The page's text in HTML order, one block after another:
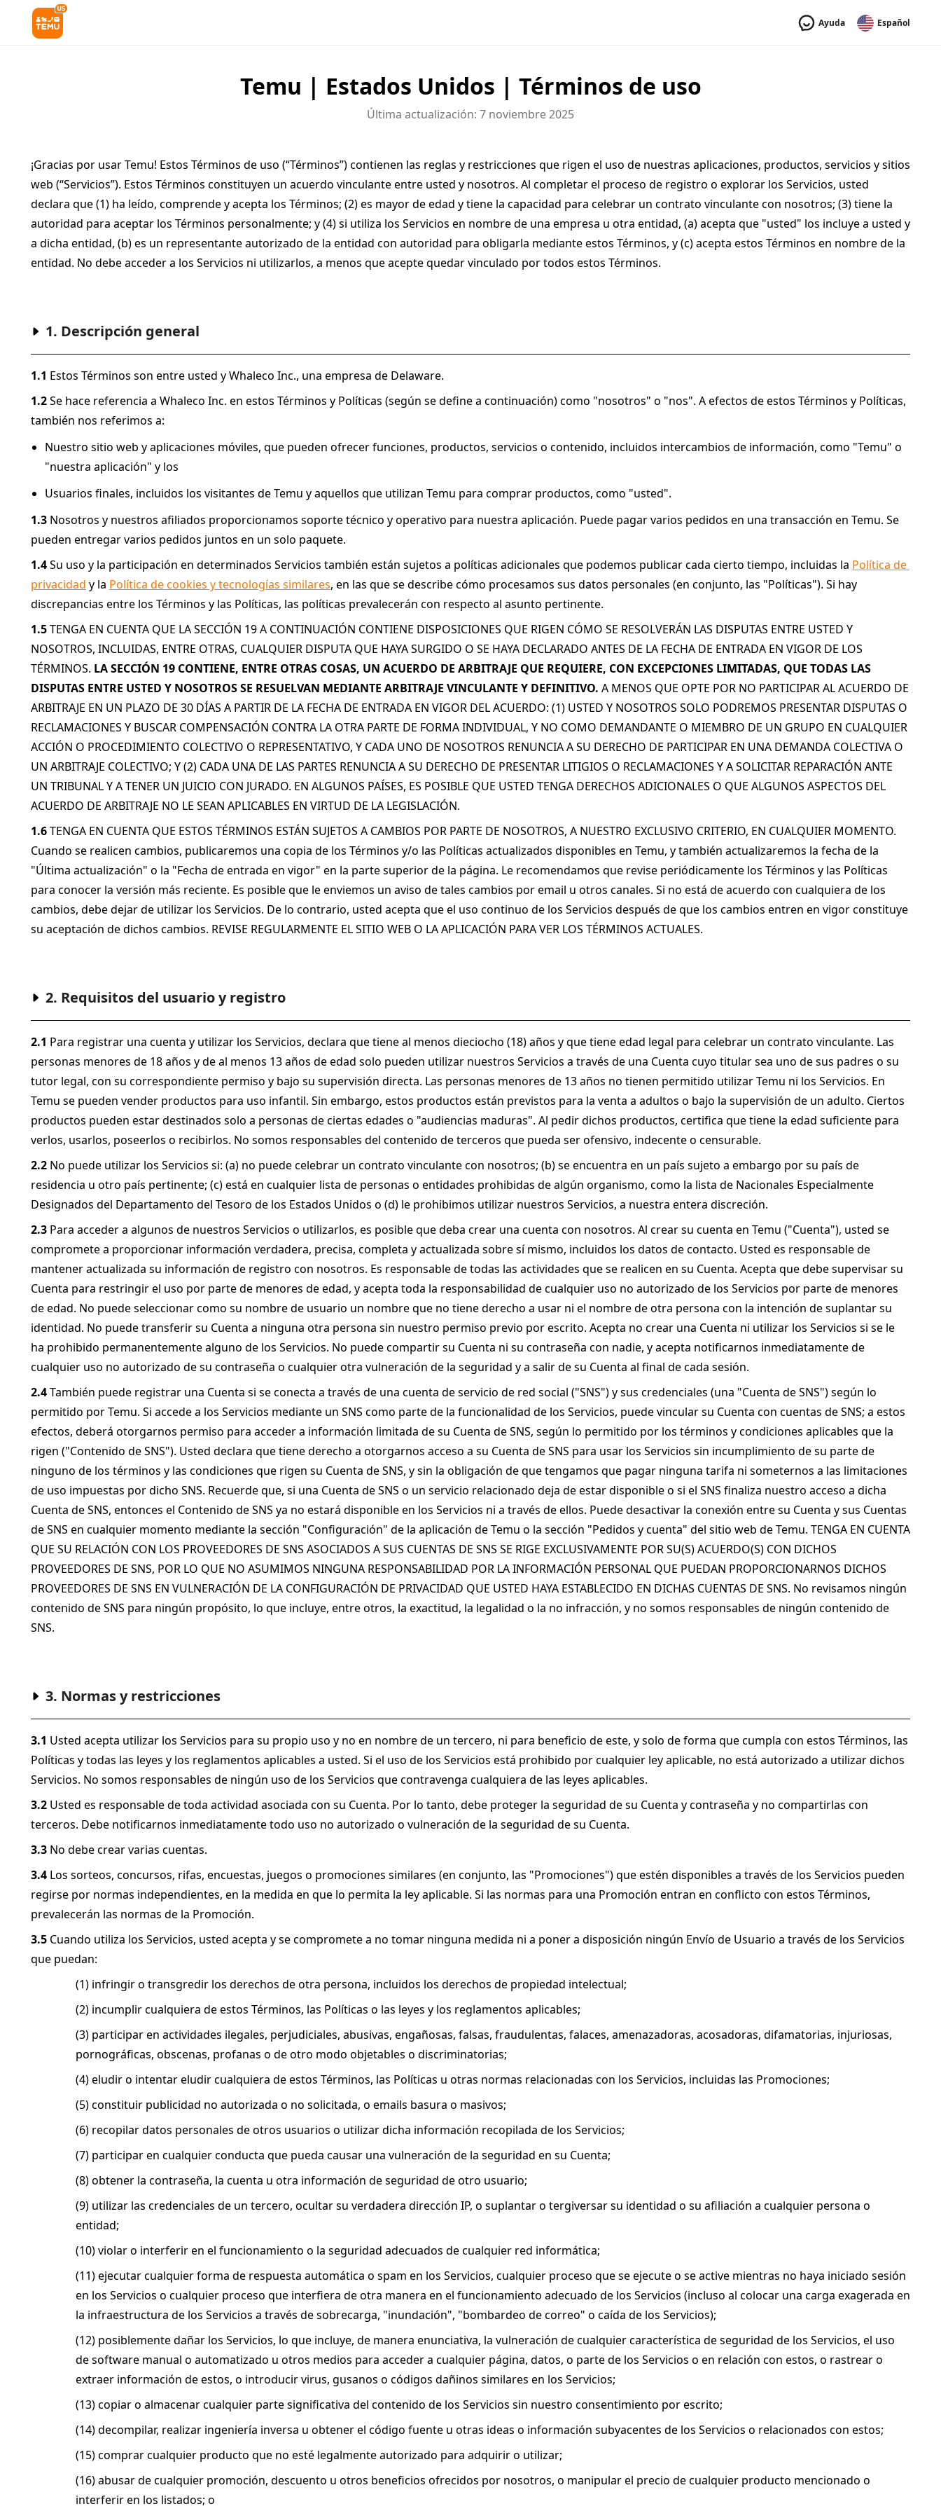
Ayuda Español
Temu | Estados Unidos | Términos de uso
Última actualización: 7 noviembre 2025
¡Gracias por usar Temu! Estos Términos de uso (“Términos”) contienen las reglas y restricciones que rigen el uso de nuestras aplicaciones, productos, servicios y sitios
web (“Servicios”). Estos Términos constituyen un acuerdo vinculante entre usted y nosotros. Al completar el proceso de registro o explorar los Servicios, usted
declara que (1) ha leído, comprende y acepta los Términos; (2) es mayor de edad y tiene la capacidad para celebrar un contrato vinculante con nosotros; (3) tiene la
autoridad para aceptar los Términos personalmente; y (4) si utiliza los Servicios en nombre de una empresa u otra entidad, (a) acepta que "usted" los incluye a usted y
a dicha entidad, (b) es un representante autorizado de la entidad con autoridad para obligarla mediante estos Términos, y (c) acepta estos Términos en nombre de la
entidad. No debe acceder a los Servicios ni utilizarlos, a menos que acepte quedar vinculado por todos estos Términos.
1. Descripción general
1.1 Estos Términos son entre usted y Whaleco Inc., una empresa de Delaware.
1.2 Se hace referencia a Whaleco Inc. en estos Términos y Políticas (según se define a continuación) como "nosotros" o "nos". A efectos de estos Términos y Políticas,
también nos referimos a:
Nuestro sitio web y aplicaciones móviles, que pueden ofrecer funciones, productos, servicios o contenido, incluidos intercambios de información, como "Temu" o
"nuestra aplicación" y los
Usuarios finales, incluidos los visitantes de Temu y aquellos que utilizan Temu para comprar productos, como "usted".
1.3 Nosotros y nuestros afiliados proporcionamos soporte técnico y operativo para nuestra aplicación. Puede pagar varios pedidos en una transacción en Temu. Se
pueden entregar varios pedidos juntos en un solo paquete.
1.4 Su uso y la participación en determinados Servicios también están sujetos a políticas adicionales que podemos publicar cada cierto tiempo, incluidas la Política de
privacidad y la Política de cookies y tecnologías similares, en las que se describe cómo procesamos sus datos personales (en conjunto, las "Políticas"). Si hay
discrepancias entre los Términos y las Políticas, las políticas prevalecerán con respecto al asunto pertinente.
1.5 TENGA EN CUENTA QUE LA SECCIÓN 19 A CONTINUACIÓN CONTIENE DISPOSICIONES QUE RIGEN CÓMO SE RESOLVERÁN LAS DISPUTAS ENTRE USTED Y
NOSOTROS, INCLUIDAS, ENTRE OTRAS, CUALQUIER DISPUTA QUE HAYA SURGIDO O SE HAYA DECLARADO ANTES DE LA FECHA DE ENTRADA EN VIGOR DE LOS
TÉRMINOS. LA SECCIÓN 19 CONTIENE, ENTRE OTRAS COSAS, UN ACUERDO DE ARBITRAJE QUE REQUIERE, CON EXCEPCIONES LIMITADAS, QUE TODAS LAS
DISPUTAS ENTRE USTED Y NOSOTROS SE RESUELVAN MEDIANTE ARBITRAJE VINCULANTE Y DEFINITIVO. A MENOS QUE OPTE POR NO PARTICIPAR AL ACUERDO DE
ARBITRAJE EN UN PLAZO DE 30 DÍAS A PARTIR DE LA FECHA DE ENTRADA EN VIGOR DEL ACUERDO: (1) USTED Y NOSOTROS SOLO PODREMOS PRESENTAR DISPUTAS O
RECLAMACIONES Y BUSCAR COMPENSACIÓN CONTRA LA OTRA PARTE DE FORMA INDIVIDUAL, Y NO COMO DEMANDANTE O MIEMBRO DE UN GRUPO EN CUALQUIER
ACCIÓN O PROCEDIMIENTO COLECTIVO O REPRESENTATIVO, Y CADA UNO DE NOSOTROS RENUNCIA A SU DERECHO DE PARTICIPAR EN UNA DEMANDA COLECTIVA O
UN ARBITRAJE COLECTIVO; Y (2) CADA UNA DE LAS PARTES RENUNCIA A SU DERECHO DE PRESENTAR LITIGIOS O RECLAMACIONES Y A SOLICITAR REPARACIÓN ANTE
UN TRIBUNAL Y A TENER UN JUICIO CON JURADO. EN ALGUNOS PAÍSES, ES POSIBLE QUE USTED TENGA DERECHOS ADICIONALES O QUE ALGUNOS ASPECTOS DEL
ACUERDO DE ARBITRAJE NO LE SEAN APLICABLES EN VIRTUD DE LA LEGISLACIÓN.
1.6 TENGA EN CUENTA QUE ESTOS TÉRMINOS ESTÁN SUJETOS A CAMBIOS POR PARTE DE NOSOTROS, A NUESTRO EXCLUSIVO CRITERIO, EN CUALQUIER MOMENTO.
Cuando se realicen cambios, publicaremos una copia de los Términos y/o las Políticas actualizados disponibles en Temu, y también actualizaremos la fecha de la
"Última actualización" o la "Fecha de entrada en vigor" en la parte superior de la página. Le recomendamos que revise periódicamente los Términos y las Políticas
para conocer la versión más reciente. Es posible que le enviemos un aviso de tales cambios por email u otros canales. Si no está de acuerdo con cualquiera de los
cambios, debe dejar de utilizar los Servicios. De lo contrario, usted acepta que el uso continuo de los Servicios después de que los cambios entren en vigor constituye
su aceptación de dichos cambios. REVISE REGULARMENTE EL SITIO WEB O LA APLICACIÓN PARA VER LOS TÉRMINOS ACTUALES.
2. Requisitos del usuario y registro
2.1 Para registrar una cuenta y utilizar los Servicios, declara que tiene al menos dieciocho (18) años y que tiene edad legal para celebrar un contrato vinculante. Las
personas menores de 18 años y de al menos 13 años de edad solo pueden utilizar nuestros Servicios a través de una Cuenta cuyo titular sea uno de sus padres o su
tutor legal, con su correspondiente permiso y bajo su supervisión directa. Las personas menores de 13 años no tienen permitido utilizar Temu ni los Servicios. En
Temu se pueden vender productos para uso infantil. Sin embargo, estos productos están previstos para la venta a adultos o bajo la supervisión de un adulto. Ciertos
productos pueden estar destinados solo a personas de ciertas edades o "audiencias maduras". Al pedir dichos productos, certifica que tiene la edad suficiente para
verlos, usarlos, poseerlos o recibirlos. No somos responsables del contenido de terceros que pueda ser ofensivo, indecente o censurable.
2.2 No puede utilizar los Servicios si: (a) no puede celebrar un contrato vinculante con nosotros; (b) se encuentra en un país sujeto a embargo por su país de
residencia u otro país pertinente; (c) está en cualquier lista de personas o entidades prohibidas de algún organismo, como la lista de Nacionales Especialmente
Designados del Departamento del Tesoro de los Estados Unidos o (d) le prohibimos utilizar nuestros Servicios, a nuestra entera discreción.
2.3 Para acceder a algunos de nuestros Servicios o utilizarlos, es posible que deba crear una cuenta con nosotros. Al crear su cuenta en Temu ("Cuenta"), usted se
compromete a proporcionar información verdadera, precisa, completa y actualizada sobre sí mismo, incluidos los datos de contacto. Usted es responsable de
mantener actualizada su información de registro con nosotros. Es responsable de todas las actividades que se realicen en su Cuenta. Acepta que debe supervisar su
Cuenta para restringir el uso por parte de menores de edad, y acepta toda la responsabilidad de cualquier uso no autorizado de los Servicios por parte de menores
de edad. No puede seleccionar como su nombre de usuario un nombre que no tiene derecho a usar ni el nombre de otra persona con la intención de suplantar su
identidad. No puede transferir su Cuenta a ninguna otra persona sin nuestro permiso previo por escrito. Acepta no crear una Cuenta ni utilizar los Servicios si se le
ha prohibido permanentemente alguno de los Servicios. No puede compartir su Cuenta ni su contraseña con nadie, y acepta notificarnos inmediatamente de
cualquier uso no autorizado de su contraseña o cualquier otra vulneración de la seguridad y a salir de su Cuenta al final de cada sesión.
2.4 También puede registrar una Cuenta si se conecta a través de una cuenta de servicio de red social ("SNS") y sus credenciales (una "Cuenta de SNS") según lo
permitido por Temu. Si accede a los Servicios mediante un SNS como parte de la funcionalidad de los Servicios, puede vincular su Cuenta con cuentas de SNS; a estos
efectos, deberá otorgarnos permiso para acceder a información limitada de su Cuenta de SNS, según lo permitido por los términos y condiciones aplicables que la
rigen ("Contenido de SNS"). Usted declara que tiene derecho a otorgarnos acceso a su Cuenta de SNS para usar los Servicios sin incumplimiento de su parte de
ninguno de los términos y las condiciones que rigen su Cuenta de SNS, y sin la obligación de que tengamos que pagar ninguna tarifa ni someternos a las limitaciones
de uso impuestas por dicho SNS. Recuerde que, si una Cuenta de SNS o un servicio relacionado deja de estar disponible o si el SNS finaliza nuestro acceso a dicha
Cuenta de SNS, entonces el Contenido de SNS ya no estará disponible en los Servicios ni a través de ellos. Puede desactivar la conexión entre su Cuenta y sus Cuentas
de SNS en cualquier momento mediante la sección "Configuración" de la aplicación de Temu o la sección "Pedidos y cuenta" del sitio web de Temu. TENGA EN CUENTA
QUE SU RELACIÓN CON LOS PROVEEDORES DE SNS ASOCIADOS A SUS CUENTAS DE SNS SE RIGE EXCLUSIVAMENTE POR SU(S) ACUERDO(S) CON DICHOS
PROVEEDORES DE SNS, POR LO QUE NO ASUMIMOS NINGUNA RESPONSABILIDAD POR LA INFORMACIÓN PERSONAL QUE PUEDAN PROPORCIONARNOS DICHOS
PROVEEDORES DE SNS EN VULNERACIÓN DE LA CONFIGURACIÓN DE PRIVACIDAD QUE USTED HAYA ESTABLECIDO EN DICHAS CUENTAS DE SNS. No revisamos ningún
contenido de SNS para ningún propósito, lo que incluye, entre otros, la exactitud, la legalidad o la no infracción, y no somos responsables de ningún contenido de
SNS.
3. Normas y restricciones
3.1 Usted acepta utilizar los Servicios para su propio uso y no en nombre de un tercero, ni para beneficio de este, y solo de forma que cumpla con estos Términos, las
Políticas y todas las leyes y los reglamentos aplicables a usted. Si el uso de los Servicios está prohibido por cualquier ley aplicable, no está autorizado a utilizar dichos
Servicios. No somos responsables de ningún uso de los Servicios que contravenga cualquiera de las leyes aplicables.
3.2 Usted es responsable de toda actividad asociada con su Cuenta. Por lo tanto, debe proteger la seguridad de su Cuenta y contraseña y no compartirlas con
terceros. Debe notificarnos inmediatamente todo uso no autorizado o vulneración de la seguridad de su Cuenta.
3.3 No debe crear varias cuentas.
3.4 Los sorteos, concursos, rifas, encuestas, juegos o promociones similares (en conjunto, las "Promociones") que estén disponibles a través de los Servicios pueden
regirse por normas independientes, en la medida en que lo permita la ley aplicable. Si las normas para una Promoción entran en conflicto con estos Términos,
prevalecerán las normas de la Promoción.
3.5 Cuando utiliza los Servicios, usted acepta y se compromete a no tomar ninguna medida ni a poner a disposición ningún Envío de Usuario a través de los Servicios
que puedan:
(1) infringir o transgredir los derechos de otra persona, incluidos los derechos de propiedad intelectual;
(2) incumplir cualquiera de estos Términos, las Políticas o las leyes y los reglamentos aplicables;
(3) participar en actividades ilegales, perjudiciales, abusivas, engañosas, falsas, fraudulentas, falaces, amenazadoras, acosadoras, difamatorias, injuriosas,
pornográficas, obscenas, profanas o de otro modo objetables o discriminatorias;
(4) eludir o intentar eludir cualquiera de estos Términos, las Políticas u otras normas relacionadas con los Servicios, incluidas las Promociones;
(5) constituir publicidad no autorizada o no solicitada, o emails basura o masivos;
(6) recopilar datos personales de otros usuarios o utilizar dicha información recopilada de los Servicios;
(7) participar en cualquier conducta que pueda causar una vulneración de la seguridad en su Cuenta;
(8) obtener la contraseña, la cuenta u otra información de seguridad de otro usuario;
(9) utilizar las credenciales de un tercero, ocultar su verdadera dirección IP, o suplantar o tergiversar su identidad o su afiliación a cualquier persona o
entidad;
(10) violar o interferir en el funcionamiento o la seguridad adecuados de cualquier red informática;
(11) ejecutar cualquier forma de respuesta automática o spam en los Servicios, cualquier proceso que se ejecute o se active mientras no haya iniciado sesión
en los Servicios o cualquier proceso que interfiera de otra manera en el funcionamiento adecuado de los Servicios (incluso al colocar una carga exagerada en
la infraestructura de los Servicios a través de sobrecarga, "inundación", "bombardeo de correo" o caída de los Servicios);
(12) posiblemente dañar los Servicios, lo que incluye, de manera enunciativa, la vulneración de cualquier característica de seguridad de los Servicios, el uso
de software manual o automatizado u otros medios para acceder a cualquier página, datos, o parte de los Servicios o en relación con estos, o rastrear o
extraer información de estos, o introducir virus, gusanos o códigos dañinos similares en los Servicios;
(13) copiar o almacenar cualquier parte significativa del contenido de los Servicios sin nuestro consentimiento por escrito;
(14) decompilar, realizar ingeniería inversa u obtener el código fuente u otras ideas o información subyacentes de los Servicios o relacionados con estos;
(15) comprar cualquier producto que no esté legalmente autorizado para adquirir o utilizar;
(16) abusar de cualquier promoción, descuento u otros beneficios ofrecidos por nosotros, o manipular el precio de cualquier producto mencionado o
interferir en los listados; o